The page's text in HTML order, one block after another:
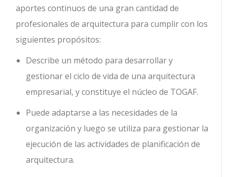
aportes continuos de una gran cantidad de
profesionales de arquitectura para cumplir con los
siguientes propósitos:
Describe un método para desarrollar y
gestionar el ciclo de vida de una arquitectura
empresarial, y constituye el núcleo de TOGAF.
Puede adaptarse a las necesidades de la
organización y luego se utiliza para gestionar la
ejecución de las actividades de planificación de
arquitectura.